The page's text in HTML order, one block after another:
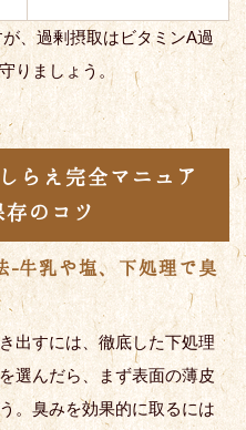
、過剰摂取はビタミンA過
りましょう。
らえ完全マニュア
のコツ
-牛乳や塩、下処理で臭
出すには、徹底した下処理
選んだら、まず表面の薄皮
。臭みを効果的に取るには